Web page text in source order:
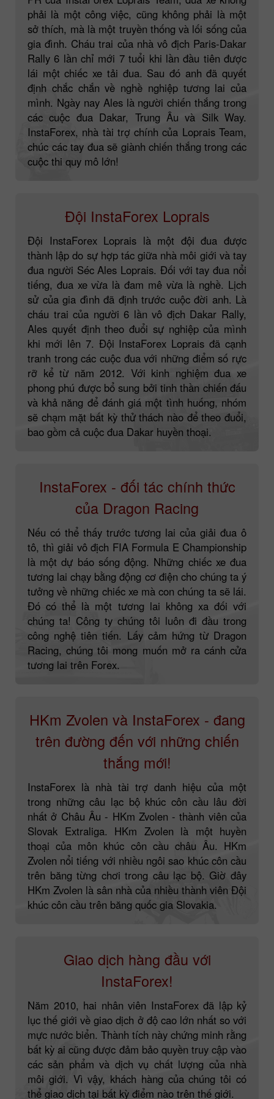
phải là một công việc, cũng không phải là một
sở thích, mà là một truyền thống và lối sống của
gia đình. Cháu trai của nhà vô địch Paris-Dakar
Rally 6 lần chỉ mới 7 tuổi khi lần đầu tiên được
lái một chiếc xe tải đua. Sau đó anh đã quyết
định chắc chắn về nghề nghiệp tương lai của
mình. Ngày nay Ales là người chiến thắng trong
các cuộc đua Dakar, Trung Âu và Silk Way.
InstaForex, nhà tài trợ chính của Loprais Team,
chúc các tay đua sẽ giành chiến thắng trong các
cuộc thi quy mô lớn!
Đội InstaForex Loprais
Đội InstaForex Loprais là một đội đua được
thành lập do sự hợp tác giữa nhà môi giới và tay
đua người Séc Ales Loprais. Đối với tay đua nổi
tiếng, đua xe vừa là đam mê vừa là nghề. Lịch
sử của gia đình đã định trước cuộc đời anh. Là
cháu trai của người 6 lần vô địch Dakar Rally,
Ales quyết định theo đuổi sự nghiệp của mình
khi mới lên 7. Đội InstaForex Loprais đã cạnh
tranh trong các cuộc đua với những điểm số rực
rỡ kể từ năm 2012. Với kinh nghiệm đua xe
phong phú được bổ sung bởi tinh thần chiến đấu
và khả năng để đánh giá một tình huống, nhóm
sẽ chạm mặt bất kỳ thử thách nào để theo đuổi,
bao gồm cả cuộc đua Dakar huyền thoại.
InstaForex - đối tác chính thức
của Dragon Racing
Nếu có thể thấy trước tương lai của giải đua ô
tô, thì giải vô địch FIA Formula E Championship
là một dự báo sống động. Những chiếc xe đua
tương lai chạy bằng động cơ điện cho chúng ta ý
tưởng về những chiếc xe mà con chúng ta sẽ lái.
Đó có thể là một tương lai không xa đối với
chúng ta! Công ty chúng tôi luôn đi đầu trong
công nghệ tiên tiến. Lấy cảm hứng từ Dragon
Racing, chúng tôi mong muốn mở ra cánh cửa
tương lai trên Forex.
HKm Zvolen và InstaForex - đang
trên đường đến với những chiến
thắng mới!
InstaForex là nhà tài trợ danh hiệu của một
trong những câu lạc bộ khúc côn cầu lâu đời
nhất ở Châu Âu - HKm Zvolen - thành viên của
Slovak Extraliga. HKm Zvolen là một huyền
thoại của môn khúc côn cầu châu Âu. HKm
Zvolen nổi tiếng với nhiều ngôi sao khúc côn cầu
trên băng từng chơi trong câu lạc bộ. Giờ đây
HKm Zvolen là sân nhà của nhiều thành viên Đội
khúc côn cầu trên băng quốc gia Slovakia.
Giao dịch hàng đầu với
InstaForex!
Năm 2010, hai nhân viên InstaForex đã lập kỷ
lục thế giới về giao dịch ở độ cao lớn nhất so với
mực nước biển. Thành tích này chứng minh rằng
bất kỳ ai cũng được đảm bảo quyền truy cập vào
các sản phẩm và dịch vụ chất lượng của nhà
môi giới. Vì vậy, khách hàng của chúng tôi có
thể giao dịch tại bất kỳ điểm nào trên thế giới.